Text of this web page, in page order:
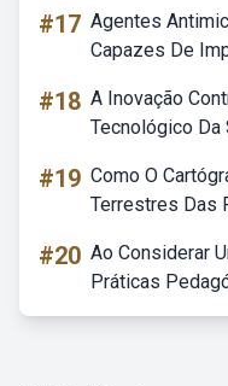
#17 Agentes
Capazes De
#18 A Inovação
Tecnológico Da
#19 Como O
Terrestres Das
#20 Ao Considerar
Práticas